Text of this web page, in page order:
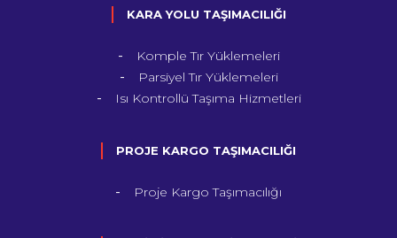
KARA YOLU TAŞIMACILIĞI
Komple Tır Yüklemeleri
Parsiyel Tır Yüklemeleri
Isı Kontrollü Taşıma Hizmetleri
PROJE KARGO TAŞIMACILIĞI
Proje Kargo Taşımacılığı